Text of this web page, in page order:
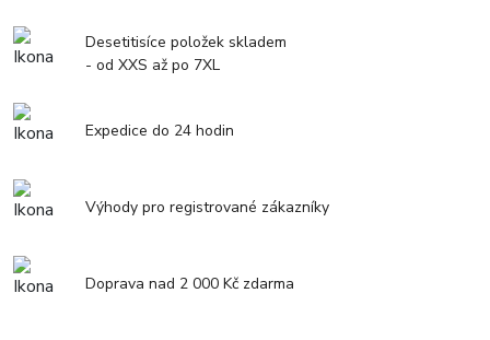
Desetitisíce položek skladem
- od XXS až po 7XL
Expedice do 24 hodin
Výhody pro registrované zákazníky
Doprava nad 2 000 Kč zdarma